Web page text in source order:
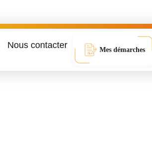
Nous contacter Mes démarches